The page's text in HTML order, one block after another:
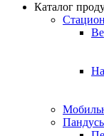
Каталог